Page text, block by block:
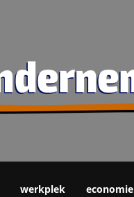
werkplek economie